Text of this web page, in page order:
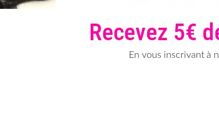
Recevez 5€
En vous inscrivant à